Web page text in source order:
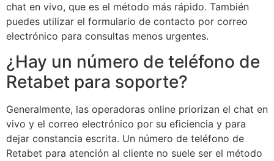
chat en vivo, que es el método más rápido. También
puedes utilizar el formulario de contacto por correo
electrónico para consultas menos urgentes.
¿Hay un número de teléfono de
Retabet para soporte?
Generalmente, las operadoras online priorizan el chat en
vivo y el correo electrónico por su eficiencia y para
dejar constancia escrita. Un número de teléfono de
Retabet para atención al cliente no suele ser el método